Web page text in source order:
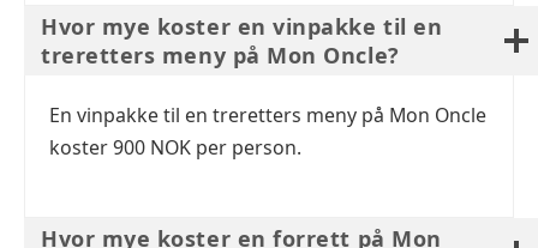
Hvor mye koster en vinpakke til en
treretters meny på Mon Oncle?
En vinpakke til en treretters meny på Mon Oncle
koster 900 NOK per person.
Hvor mye koster en forrett på Mon